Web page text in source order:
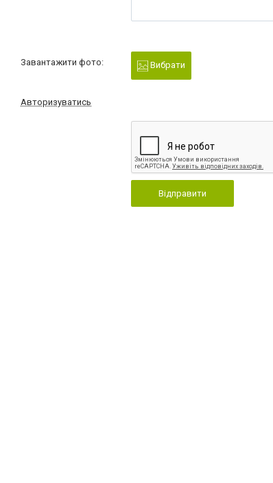
Завантажити фото: Вибрати
Авторизуватись
Відправити